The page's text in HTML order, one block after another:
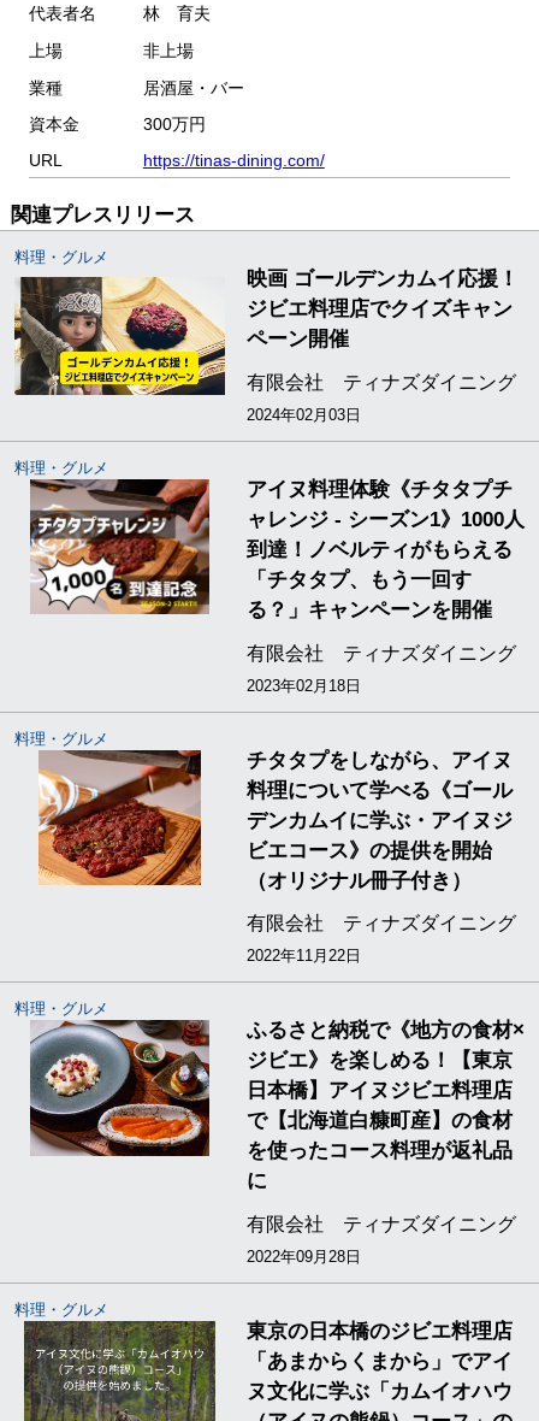
代表者名
林 育夫
上場
非上場
業種
居酒屋・バー
資本金
300万円
URL
https://tinas-dining.com/
関連プレスリリース
料理・グルメ
映画 ゴールデンカムイ応援！
ジビエ料理店でクイズキャン
ペーン開催
有限会社 ティナズダイニング
2024年02月03日
料理・グルメ
アイヌ料理体験《チタタプチ
ャレンジ - シーズン1》1000人
到達！ノベルティがもらえる
「チタタプ、もう一回す
る？」キャンペーンを開催
有限会社 ティナズダイニング
2023年02月18日
料理・グルメ
チタタプをしながら、アイヌ
料理について学べる《ゴール
デンカムイに学ぶ・アイヌジ
ビエコース》の提供を開始
（オリジナル冊子付き）
有限会社 ティナズダイニング
2022年11月22日
料理・グルメ
ふるさと納税で《地方の食材×
ジビエ》を楽しめる！【東京
日本橋】アイヌジビエ料理店
で【北海道白糠町産】の食材
を使ったコース料理が返礼品
に
有限会社 ティナズダイニング
2022年09月28日
料理・グルメ
東京の日本橋のジビエ料理店
「あまからくまから」でアイ
ヌ文化に学ぶ「カムイオハウ